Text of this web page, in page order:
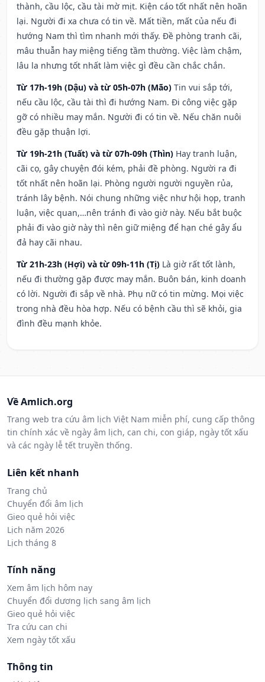
thành, cầu lộc, cầu tài mờ mịt. Kiện cáo tốt nhất nên hoãn
lại. Người đi xa chưa có tin về. Mất tiền, mất của nếu đi
hướng Nam thì tìm nhanh mới thấy. Đề phòng tranh cãi,
mâu thuẫn hay miệng tiếng tầm thường. Việc làm chậm,
lâu la nhưng tốt nhất làm việc gì đều cần chắc chắn.
Từ 17h-19h (Dậu) và từ 05h-07h (Mão) Tin vui sắp tới,
nếu cầu lộc, cầu tài thì đi hướng Nam. Đi công việc gặp
gỡ có nhiều may mắn. Người đi có tin về. Nếu chăn nuôi
đều gặp thuận lợi.
Từ 19h-21h (Tuất) và từ 07h-09h (Thìn) Hay tranh luận,
cãi cọ, gây chuyện đói kém, phải đề phòng. Người ra đi
tốt nhất nên hoãn lại. Phòng người người nguyền rủa,
tránh lây bệnh. Nói chung những việc như hội họp, tranh
luận, việc quan,…nên tránh đi vào giờ này. Nếu bắt buộc
phải đi vào giờ này thì nên giữ miệng để hạn ché gây ẩu
đả hay cãi nhau.
Từ 21h-23h (Hợi) và từ 09h-11h (Tị) Là giờ rất tốt lành,
nếu đi thường gặp được may mắn. Buôn bán, kinh doanh
có lời. Người đi sắp về nhà. Phụ nữ có tin mừng. Mọi việc
trong nhà đều hòa hợp. Nếu có bệnh cầu thì sẽ khỏi, gia
đình đều mạnh khỏe.
Về Amlich.org
Trang web tra cứu âm lịch Việt Nam miễn phí, cung cấp thông
tin chính xác về ngày âm lịch, can chi, con giáp, ngày tốt xấu
và các ngày lễ tết truyền thống.
Liên kết nhanh
Trang chủ
Chuyển đổi âm lịch
Gieo quẻ hỏi việc
Lịch năm 2026
Lịch tháng 8
Tính năng
Xem âm lịch hôm nay
Chuyển đổi dương lịch sang âm lịch
Gieo quẻ hỏi việc
Tra cứu can chi
Xem ngày tốt xấu
Thông tin